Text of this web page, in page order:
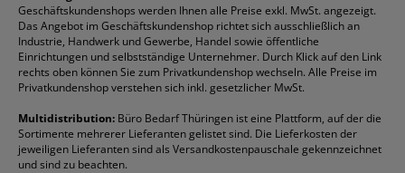
Vertrag widerrufen (Privatkunden)
Rabatte & Aktionen
Druckerpatronen
Etiketten
Fineliner
Folienschreiber
Formulare
Gelschreiber
Geschäftsbücher
Kopierpapier
Korrekturmittel
Kugelschreiber
Mappen
Ordner
Packband
Permanentmarker
Textmarker
Tintenroller
Tintenpatronen
Toilettenpapier
Toner
Versandmaterial
Versandtaschen
DYMO
Edding
Esselte
Faber-Castell
Fellowes
Franken
Fripa
Pelikan
Pilot
Pritt
Schneider
Stabilo
Staedtler
Geschäftskundenshops werden Ihnen alle Preise exkl. MwSt. angezeigt.
Das Angebot im Geschäftskundenshop richtet sich ausschließlich an
Industrie, Handwerk und Gewerbe, Handel sowie öffentliche
Einrichtungen und selbstständige Unternehmer. Durch Klick auf den Link
rechts oben können Sie zum Privatkundenshop wechseln. Alle Preise im
Privatkundenshop verstehen sich inkl. gesetzlicher MwSt.
Multidistribution: Büro Bedarf Thüringen ist eine Plattform, auf der die
Sortimente mehrerer Lieferanten gelistet sind. Die Lieferkosten der
jeweiligen Lieferanten sind als Versandkostenpauschale gekennzeichnet
und sind zu beachten.